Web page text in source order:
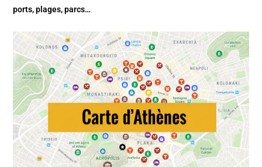
ports, plages, parcs…